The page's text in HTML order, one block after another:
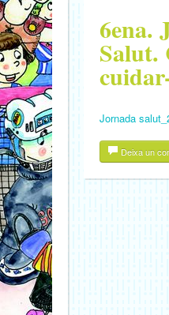
6ena.
Salut.
Jornada
Deixa un